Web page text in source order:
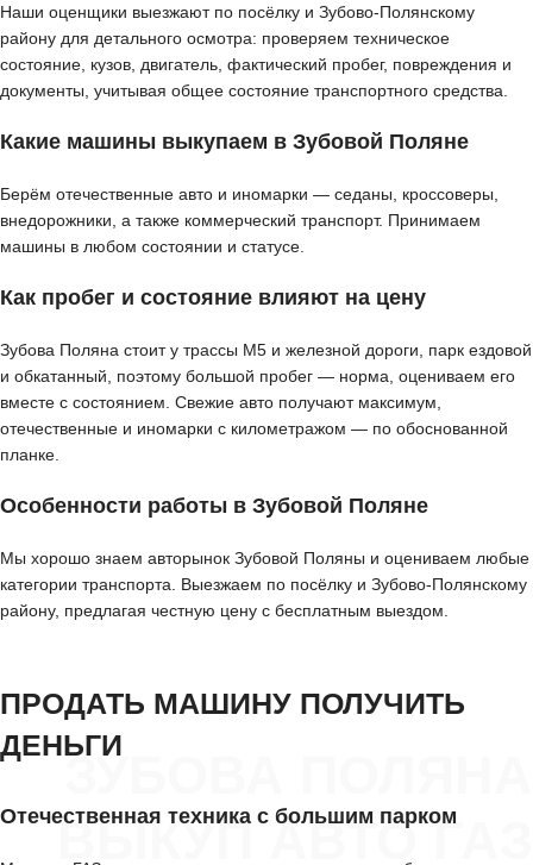
Наши оценщики выезжают по посёлку и Зубово-Полянскому
району для детального осмотра: проверяем техническое
состояние, кузов, двигатель, фактический пробег, повреждения и
документы, учитывая общее состояние транспортного средства.
Какие машины выкупаем в Зубовой Поляне
Берём отечественные авто и иномарки — седаны, кроссоверы,
внедорожники, а также коммерческий транспорт. Принимаем
машины в любом состоянии и статусе.
Как пробег и состояние влияют на цену
Зубова Поляна стоит у трассы М5 и железной дороги, парк ездовой
и обкатанный, поэтому большой пробег — норма, оцениваем его
вместе с состоянием. Свежие авто получают максимум,
отечественные и иномарки с километражом — по обоснованной
планке.
Особенности работы в Зубовой Поляне
Мы хорошо знаем авторынок Зубовой Поляны и оцениваем любые
категории транспорта. Выезжаем по посёлку и Зубово-Полянскому
району, предлагая честную цену с бесплатным выездом.
ЗУБОВА ПОЛЯНА
ВЫКУП АВТО ГАЗ
ПРОДАТЬ МАШИНУ ПОЛУЧИТЬ
ДЕНЬГИ
Отечественная техника с большим парком